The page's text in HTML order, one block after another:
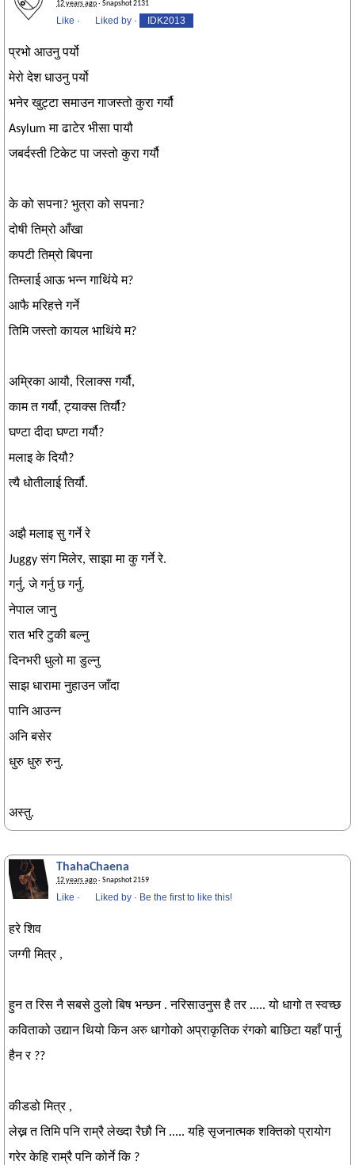
12 years ago· Snapshot 2131
Like · Liked by · IDK2013
प्रभो आउनु पर्यो
मेरो देश धाउनु पर्यो
भनेर खुट्टा समाउन गाजस्तो कुरा गर्यौ
Asylum मा ढाटेर भीसा पायौ
जबर्दस्ती टिकेट पा जस्तो कुरा गर्यौ
के को सपना? भुत्रा को सपना?
दोषी तिम्रो आँखा
कपटी तिम्रो बिपना
तिम्लाई आऊ भन्न गाथिंये म?
आफै मरिहत्ते गर्ने
तिमि जस्तो कायल भाथिंये म?
अम्रिका आयौ, रिलाक्स गर्यौ,
काम त गर्यौ, ट्याक्स तिर्यौ?
घण्टा दीदा घण्टा गर्यौ?
मलाइ के दियौ?
त्यै धोतीलाई तिर्यौ.
अझै मलाइ सु गर्ने रे
Juggy संग मिलेर, साझा मा कु गर्ने रे.
गर्नु, जे गर्नु छ गर्नु.
नेपाल जानु
रात भरि टुकी बल्नु
दिनभरी धुलो मा डुल्नु
साझ धारामा नुहाउन जाँदा
पानि आउन्न
अनि बसेर
धुरु धुरु रुनु.
अस्तु.
ThahaChaena
12 years ago· Snapshot 2159
Like · Liked by · Be the first to like this!
हरे शिव
जग्गी मित्र ,
हुन त रिस नै सबसे ठुलो बिष भन्छन . नरिसाउनुस है तर ..... यो धागो त स्वच्छ
कविताको उद्यान थियो किन अरु धागोको अप्राकृतिक रंगको बाछिटा यहाँ पार्नु
हैन र ??
कीडडो मित्र ,
लेख्न त तिमि पनि राम्रै लेख्दा रैछौ नि ..... यहि सृजनात्मक शक्तिको प्रायोग
गरेर केहि राम्रै पनि कोर्ने कि ?